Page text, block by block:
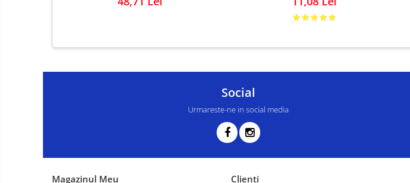
Social
Urmareste-ne in social media
Magazinul Meu Clienti